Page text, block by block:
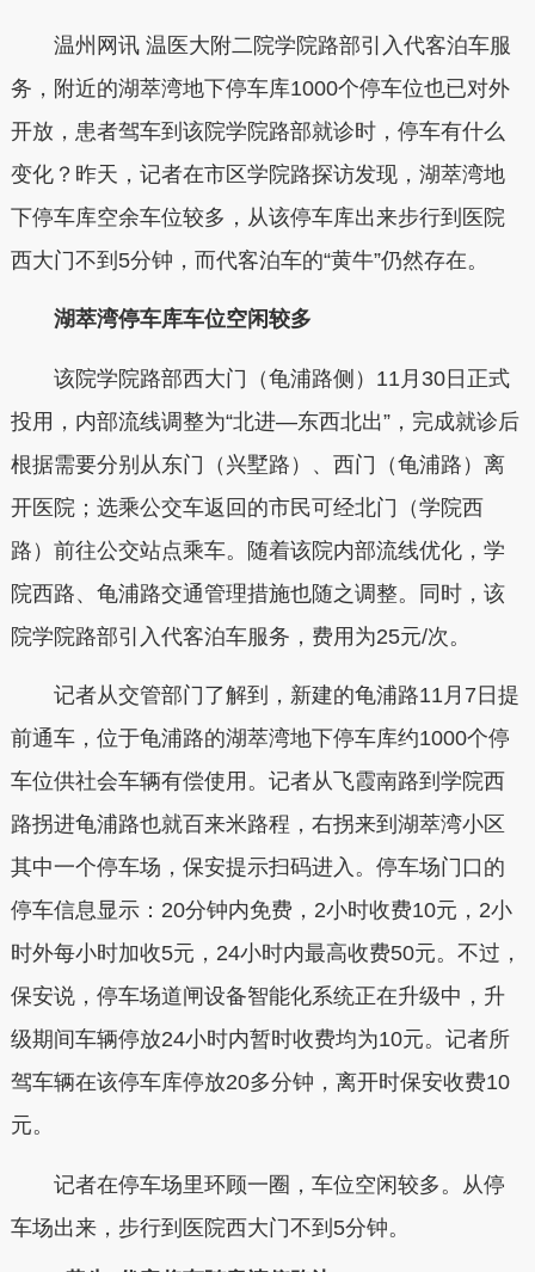
温州网讯 温医大附二院学院路部引入代客泊车服
务，附近的湖萃湾地下停车库1000个停车位也已对外
开放，患者驾车到该院学院路部就诊时，停车有什么
变化？昨天，记者在市区学院路探访发现，湖萃湾地
下停车库空余车位较多，从该停车库出来步行到医院
西大门不到5分钟，而代客泊车的“黄牛”仍然存在。
湖萃湾停车库车位空闲较多
该院学院路部西大门（龟浦路侧）11月30日正式
投用，内部流线调整为“北进—东西北出”，完成就诊后
根据需要分别从东门（兴墅路）、西门（龟浦路）离
开医院；选乘公交车返回的市民可经北门（学院西
路）前往公交站点乘车。随着该院内部流线优化，学
院西路、龟浦路交通管理措施也随之调整。同时，该
院学院路部引入代客泊车服务，费用为25元/次。
记者从交管部门了解到，新建的龟浦路11月7日提
前通车，位于龟浦路的湖萃湾地下停车库约1000个停
车位供社会车辆有偿使用。记者从飞霞南路到学院西
路拐进龟浦路也就百来米路程，右拐来到湖萃湾小区
其中一个停车场，保安提示扫码进入。停车场门口的
停车信息显示：20分钟内免费，2小时收费10元，2小
时外每小时加收5元，24小时内最高收费50元。不过，
保安说，停车场道闸设备智能化系统正在升级中，升
级期间车辆停放24小时内暂时收费均为10元。记者所
驾车辆在该停车库停放20多分钟，离开时保安收费10
元。
记者在停车场里环顾一圈，车位空闲较多。从停
车场出来，步行到医院西大门不到5分钟。